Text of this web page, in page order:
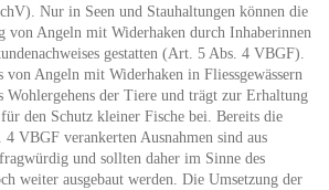
Nur in Seen und Stauhaltungen können die
von Angeln mit Widerhaken durch Inhaberinnen
gestatten (Art. 5 Abs. 4 VBGF).
von Angeln mit Widerhaken in Fliessgewässern
Wohlergehens der Tiere und trägt zur Erhaltung
den Schutz kleiner Fische bei. Bereits die
VBGF verankerten Ausnahmen sind aus
und sollten daher im Sinne des
weiter ausgebaut werden. Die Umsetzung der